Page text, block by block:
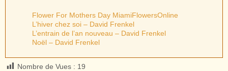
Flower For Mothers Day MiamiFlowersOnline
L’hiver chez soi – David Frenkel
L’entrain de l’an nouveau – David Frenkel
Noël – David Frenkel
Nombre de Vues : 19